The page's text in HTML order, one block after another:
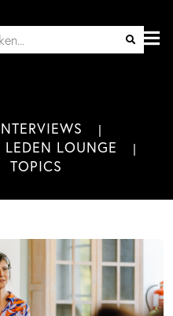
LEDEN LOUNGE
TOPICS